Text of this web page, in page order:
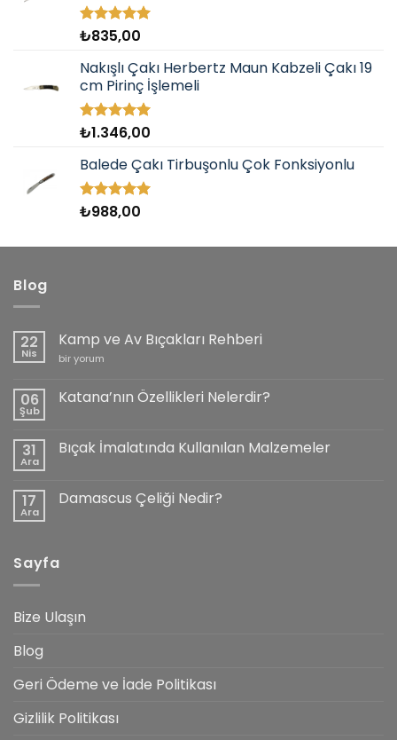
5 üzerinden
aldı
₺835,00
Nakışlı Çakı Herbertz Maun Kabzeli Çakı 19
cm Pirinç İşlemeli
5 üzerinden
aldı
₺1.346,00
Balede Çakı Tirbuşonlu Çok Fonksiyonlu
5 üzerinden
₺988,00
Blog
22
Nis
Kamp ve Av Bıçakları Rehberi
Kamp
Bıçakları
Rehberi
bir yorum
06
Şub
Katana’nın Özellikleri Nelerdir?
Katana’nın
Özellikleri
Nelerdir?
31
Ara
Bıçak İmalatında Kullanılan Malzemeler
İmalatında
17
Ara
Damascus Çeliği Nedir?
Nedir?
Sayfa
Bize Ulaşın
Blog
Geri Ödeme ve İade Politikası
Gizlilik Politikası